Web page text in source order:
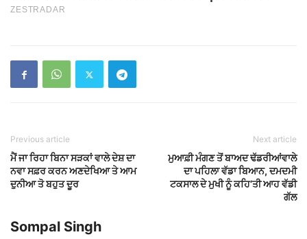
Previous article
ਮੈਂ ਜਾ ਰਿਹਾ ਬਿਨਾ ਸੜਕਾਂ ਵਾਲੇ ਦੇਸ਼ ਦਾ
ਨਵਾ ਸਫ਼ਰ ਕਰਨ ਅਣਦੇਖਿਆ ਤੇ ਆਮ
ਦੁਨੀਆ ਤੋ ਬਹੁਤ ਦੂਰ
Next article
ਮੁਆਫ਼ੀ ਮੰਗਣ ਤੋਂ ਬਾਅਦ ਢੱਡਰੀਆਂਵਾਲੇ
ਦਾ ਪਹਿਲਾ ਵੱਡਾ ਬਿਆਨ, ਦਮਦਮੀ
ਟਕਸਾਲ ਦੇ ਮੁਖੀ ਨੂੰ ਕਹਿ’ਤੀ ਆਹ ਵੱਡੀ
ਗੱਲ
Sompal Singh